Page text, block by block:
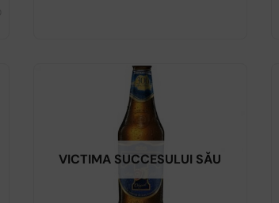
VICTIMA SUCCESULUI SĂU